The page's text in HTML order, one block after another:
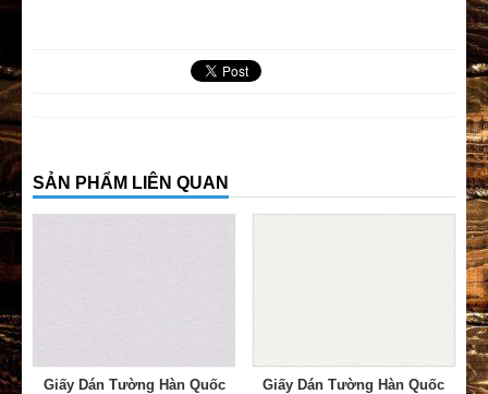
SẢN PHẨM LIÊN QUAN
Giấy Dán Tường Hàn Quốc
Giấy Dán Tường Hàn Quốc